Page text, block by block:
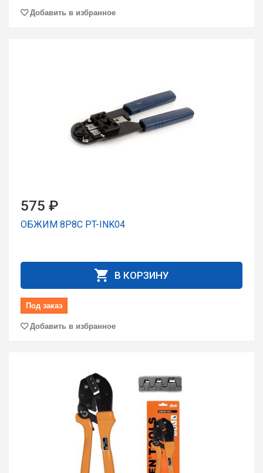
Добавить в избранное
575 ₽
ОБЖИМ 8Р8С PT-INK04
В КОРЗИНУ
Под заказ
Добавить в избранное